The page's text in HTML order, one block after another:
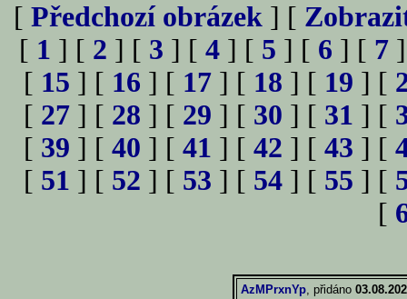
[ Předchozí obrázek ] [
[ 1 ] [ 2 ] [ 3 ] [ 4 ] [ 5 ] [ 6 ] [ 7
[ 15 ] [ 16 ] [ 17 ] [ 18 ] [ 19 ] [
[ 27 ] [ 28 ] [ 29 ] [ 30 ] [ 31 ] [
[ 39 ] [ 40 ] [ 41 ] [ 42 ] [ 43 ] [
[ 51 ] [ 52 ] [ 53 ] [ 54 ] [ 55 ] [
[
AzMPrxnYp, přidáno